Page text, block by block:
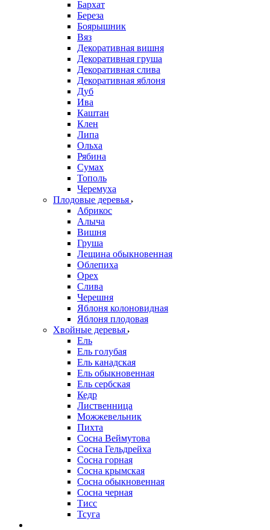
Бархат
Береза
Боярышник
Вяз
Декоративная вишня
Декоративная груша
Декоративная слива
Декоративная яблоня
Дуб
Ива
Каштан
Клен
Липа
Ольха
Рябина
Сумах
Тополь
Черемуха
Плодовые деревья
Абрикос
Алыча
Вишня
Груша
Лещина обыкновенная
Облепиха
Орех
Слива
Черешня
Яблоня колоновидная
Яблоня плодовая
Хвойные деревья
Ель
Ель голубая
Ель канадская
Ель обыкновенная
Ель сербская
Кедр
Лиственница
Можжевельник
Пихта
Сосна Веймутова
Сосна Гельдрейха
Сосна горная
Сосна крымская
Сосна обыкновенная
Сосна черная
Тисс
Тсуга